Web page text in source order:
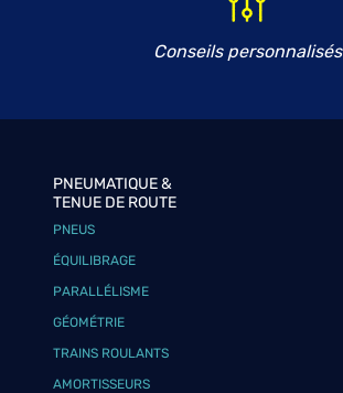
Conseils personnalisés
PNEUMATIQUE &
TENUE DE ROUTE
PNEUS
ÉQUILIBRAGE
PARALLÉLISME
GÉOMÉTRIE
TRAINS ROULANTS
AMORTISSEURS